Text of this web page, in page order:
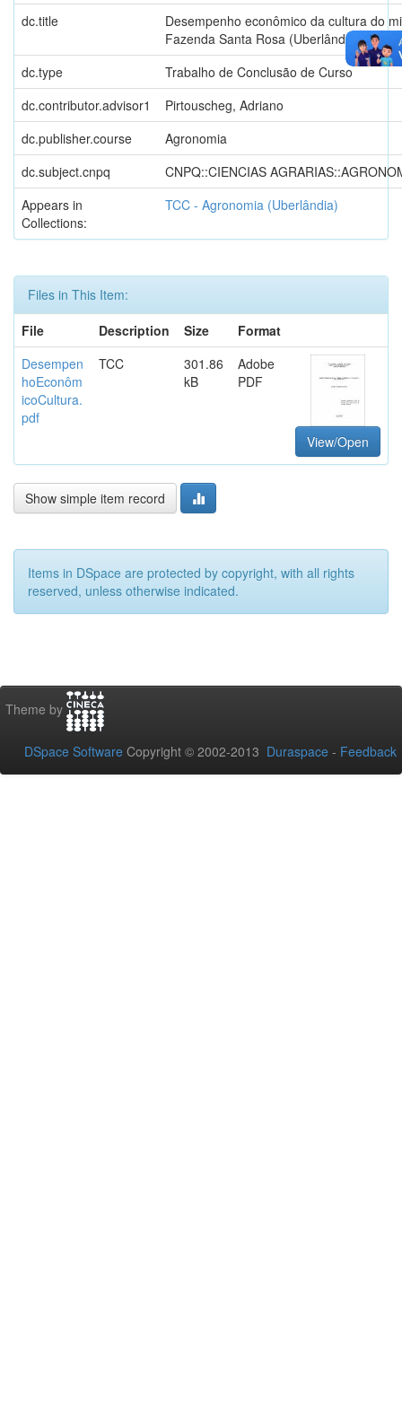
dc.title
Desempenho econômico da cultura do
Fazenda Santa Rosa (Uberlândia)
dc.type
Trabalho de Conclusão de Curso
dc.contributor.advisor1
Pirtouscheg, Adriano
dc.publisher.course
Agronomia
dc.subject.cnpq
CNPQ::CIENCIAS
Appears in
Collections:
TCC - Agronomia (Uberlândia)
Files in This Item:
File
Description Size
Format
Desempen
hoEconôm
icoCultura.
pdf
TCC
301.86
kB
Adobe
PDF
View/Open
Show simple item record
Items in DSpace are protected by copyright, with all rights
reserved, unless otherwise indicated.
Theme by
DSpace Software Copyright © 2002-2013 Duraspace - Feedback